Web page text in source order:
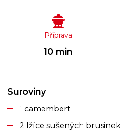
Příprava
10 min
Suroviny
1 camembert
2 lžíce sušených brusinek